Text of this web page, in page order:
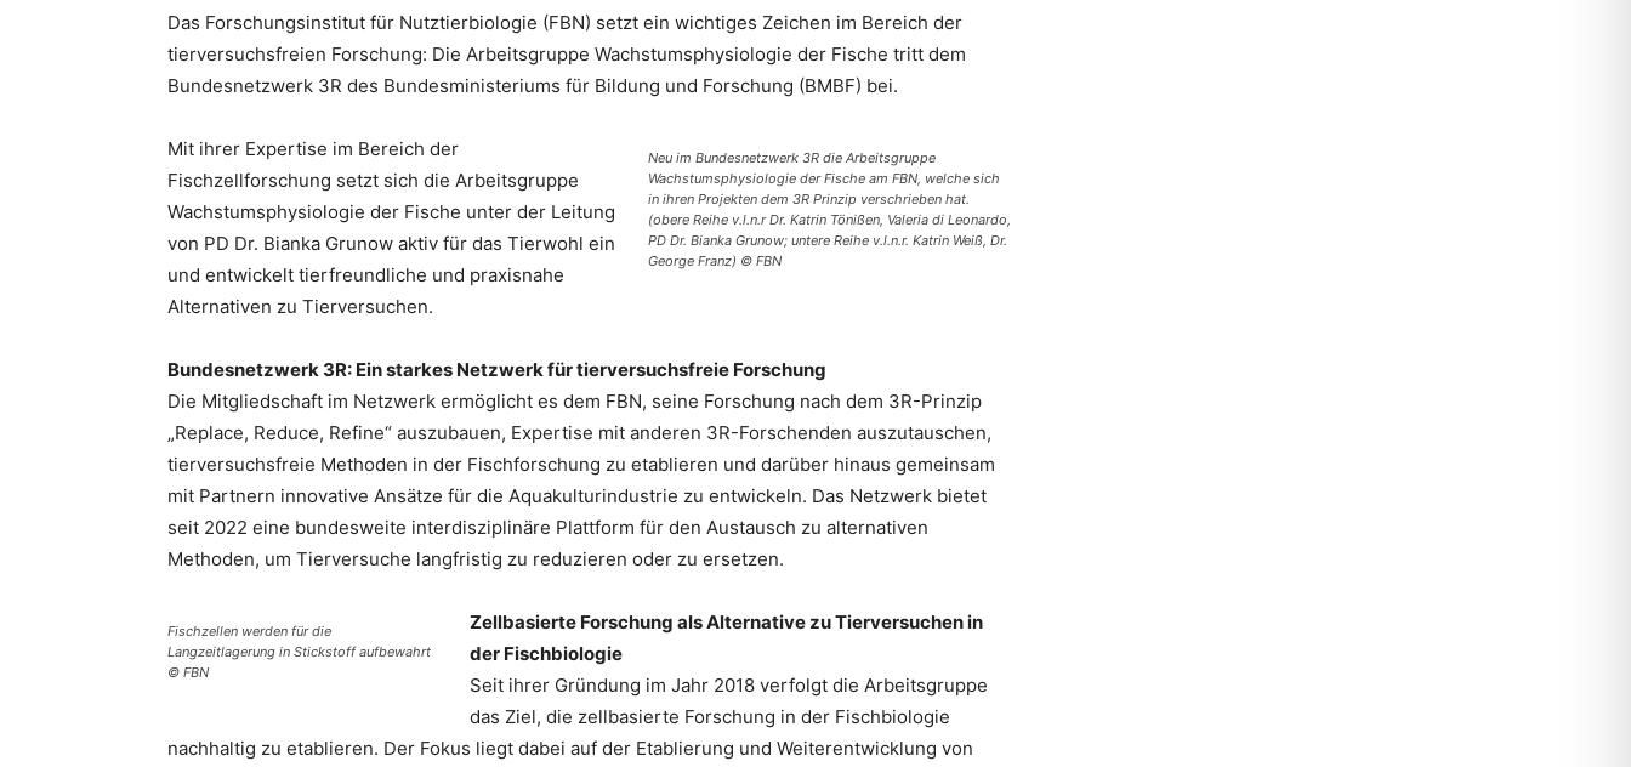
Das Forschungsinstitut für Nutztierbiologie (FBN) setzt ein wichtiges Zeichen im Bereich der
tierversuchsfreien Forschung: Die Arbeitsgruppe Wachstumsphysiologie der Fische tritt dem
Bundesnetzwerk 3R des Bundesministeriums für Bildung und Forschung (BMBF) bei.
Neu im Bundesnetzwerk 3R die Arbeitsgruppe
Wachstumsphysiologie der Fische am FBN, welche sich
in ihren Projekten dem 3R Prinzip verschrieben hat.
(obere Reihe v.l.n.r Dr. Katrin Tönißen, Valeria di Leonardo,
PD Dr. Bianka Grunow; untere Reihe v.l.n.r. Katrin Weiß, Dr.
George Franz) © FBN
Mit ihrer Expertise im Bereich der
Fischzellforschung setzt sich die Arbeitsgruppe
Wachstumsphysiologie der Fische unter der Leitung
von PD Dr. Bianka Grunow aktiv für das Tierwohl ein
und entwickelt tierfreundliche und praxisnahe
Alternativen zu Tierversuchen.
Bundesnetzwerk 3R: Ein starkes Netzwerk für tierversuchsfreie Forschung
Die Mitgliedschaft im Netzwerk ermöglicht es dem FBN, seine Forschung nach dem 3R-Prinzip
„Replace, Reduce, Refine“ auszubauen, Expertise mit anderen 3R-Forschenden auszutauschen,
tierversuchsfreie Methoden in der Fischforschung zu etablieren und darüber hinaus gemeinsam
mit Partnern innovative Ansätze für die Aquakulturindustrie zu entwickeln. Das Netzwerk bietet
seit 2022 eine bundesweite interdisziplinäre Plattform für den Austausch zu alternativen
Methoden, um Tierversuche langfristig zu reduzieren oder zu ersetzen.
Fischzellen werden für die
Langzeitlagerung in Stickstoff aufbewahrt
© FBN
Zellbasierte Forschung als Alternative zu Tierversuchen in
der Fischbiologie
Seit ihrer Gründung im Jahr 2018 verfolgt die Arbeitsgruppe
das Ziel, die zellbasierte Forschung in der Fischbiologie
nachhaltig zu etablieren. Der Fokus liegt dabei auf der Etablierung und Weiterentwicklung von